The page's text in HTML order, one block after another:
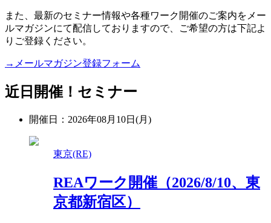
また、最新のセミナー情報や各種ワーク開催のご案内をメー
ルマガジンにて配信しておりますので、ご希望の方は下記よ
りご登録ください。
→メールマガジン登録フォーム
近日開催！セミナー
開催日：2026年08月10日(月)
東京(RE)
REAワーク開催（2026/8/10、東
京都新宿区）